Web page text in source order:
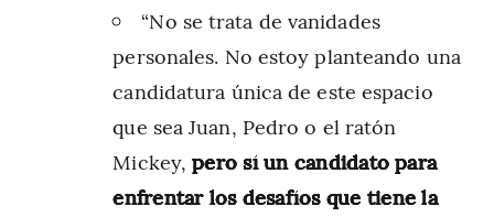
“No se trata de vanidades
personales. No estoy planteando una
candidatura única de este espacio
que sea Juan, Pedro o el ratón
Mickey,pero sí un candidato para
enfrentar los desafíos que tiene la